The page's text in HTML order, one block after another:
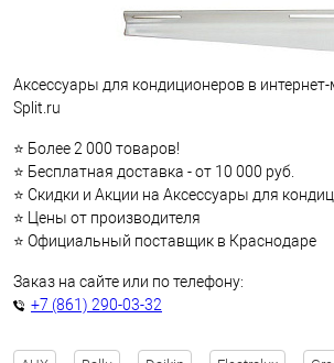
Аксессуары для кондиционеров в
Split.ru
⭐ Более 2 000 товаров!
⭐ Бесплатная доставка - от 10 000 руб.
⭐ Скидки и Акции на Аксессуары для
⭐ Цены от производителя
⭐ Официальный поставщик в Краснодаре
Заказ на сайте или по телефону:
+7 (861) 290-03-32